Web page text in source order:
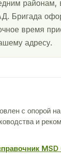
районам,
Бригада
время
адресу.
с опорой
и